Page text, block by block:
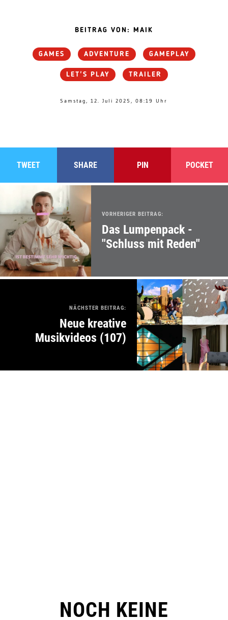
BEITRAG VON: MAIK
GAMES ADVENTURE GAMEPLAY
LET'S PLAY TRAILER
Samstag, 12. Juli 2025, 08:19 Uhr
TWEET SHARE PIN POCKET
VORHERIGER BEITRAG:
Das Lumpenpack -
"Schluss mit Reden"
NÄCHSTER BEITRAG:
Neue kreative
Musikvideos (107)
NOCH KEINE